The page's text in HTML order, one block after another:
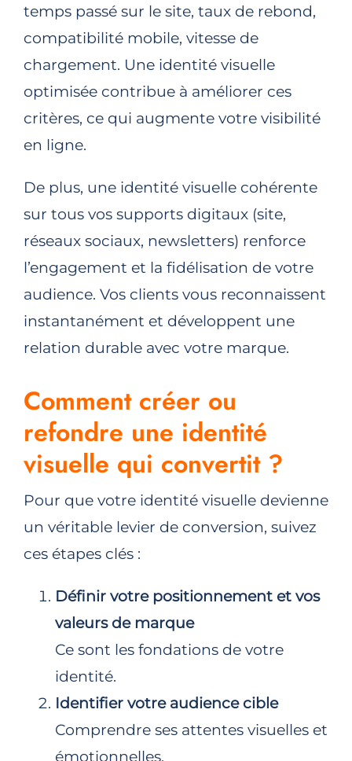
temps passé sur le site, taux de rebond,
compatibilité mobile, vitesse de
chargement. Une identité visuelle
optimisée contribue à améliorer ces
critères, ce qui augmente votre visibilité
en ligne.
De plus, une identité visuelle cohérente
sur tous vos supports digitaux (site,
réseaux sociaux, newsletters) renforce
l’engagement et la fidélisation de votre
audience. Vos clients vous reconnaissent
instantanément et développent une
relation durable avec votre marque.
Comment créer ou
refondre une identité
visuelle qui convertit ?
Pour que votre identité visuelle devienne
un véritable levier de conversion, suivez
ces étapes clés :
Définir votre positionnement et vos
valeurs de marque
Ce sont les fondations de votre
identité.
Identifier votre audience cible
Comprendre ses attentes visuelles et
émotionnelles.